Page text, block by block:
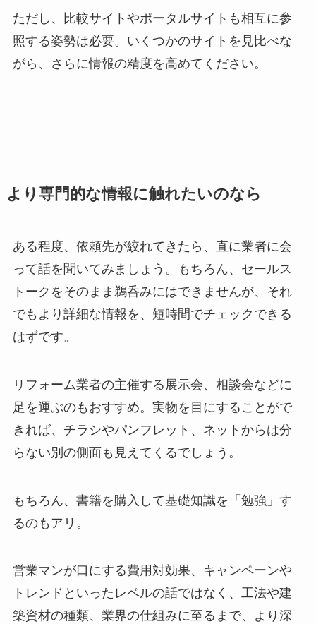
ただし、比較サイトやポータルサイトも相互に参
照する姿勢は必要。いくつかのサイトを見比べな
がら、さらに情報の精度を高めてください。
より専門的な情報に触れたいのなら
ある程度、依頼先が絞れてきたら、直に業者に会
って話を聞いてみましょう。もちろん、セールス
トークをそのまま鵜呑みにはできませんが、それ
でもより詳細な情報を、短時間でチェックできる
はずです。
リフォーム業者の主催する展示会、相談会などに
足を運ぶのもおすすめ。実物を目にすることがで
きれば、チラシやパンフレット、ネットからは分
らない別の側面も見えてくるでしょう。
もちろん、書籍を購入して基礎知識を「勉強」す
るのもアリ。
営業マンが口にする費用対効果、キャンペーンや
トレンドといったレベルの話ではなく、工法や建
築資材の種類、業界の仕組みに至るまで、より深